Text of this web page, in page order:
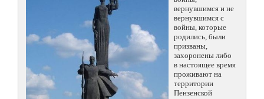
вернувшимся и не
вернувшимся с
войны, которые
родились, были
призваны,
захоронены либо
в настоящее время
проживают на
территории
Пензенской